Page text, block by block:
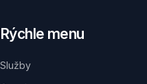
Rýchle menu
Služby